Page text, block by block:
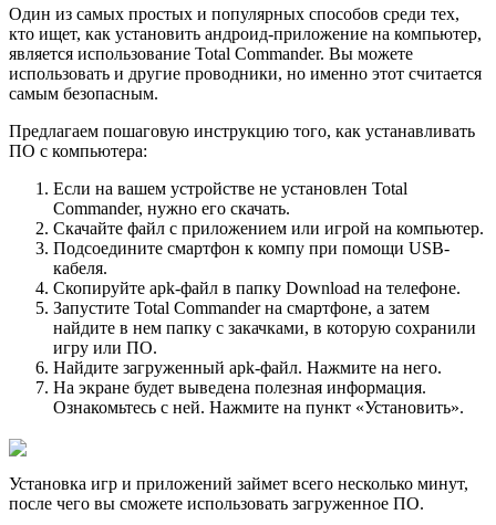
Один из самых простых и популярных способов среди тех,
кто ищет, как установить андроид-приложение на компьютер,
является использование Total Commander. Вы можете
использовать и другие проводники, но именно этот считается
самым безопасным.
Предлагаем пошаговую инструкцию того, как устанавливать
ПО с компьютера:
Если на вашем устройстве не установлен Total
Commander, нужно его скачать.
Скачайте файл с приложением или игрой на компьютер.
Подсоедините смартфон к компу при помощи USB-
кабеля.
Скопируйте apk-файл в папку Download на телефоне.
Запустите Total Commander на смартфоне, а затем
найдите в нем папку с закачками, в которую сохранили
игру или ПО.
Найдите загруженный apk-файл. Нажмите на него.
На экране будет выведена полезная информация.
Ознакомьтесь с ней. Нажмите на пункт «Установить».
Установка игр и приложений займет всего несколько минут,
после чего вы сможете использовать загруженное ПО.